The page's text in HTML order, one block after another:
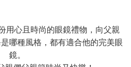
用心且時尚的眼鏡禮物，向父親
哪種風格，都有適合他的完美眼
鏡。